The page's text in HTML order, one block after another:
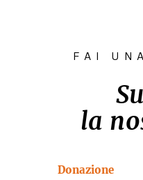
FAI
la
Donazione